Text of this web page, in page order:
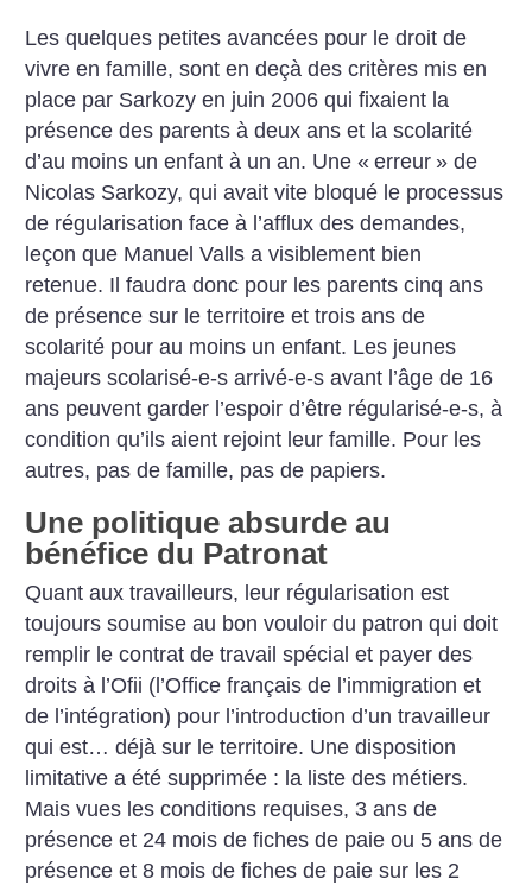
Les quelques petites avancées pour le droit de
vivre en famille, sont en deçà des critères mis en
place par Sarkozy en juin 2006 qui fixaient la
présence des parents à deux ans et la scolarité
d’au moins un enfant à un an. Une « erreur » de
Nicolas Sarkozy, qui avait vite bloqué le processus
de régularisation face à l’afflux des demandes,
leçon que Manuel Valls a visiblement bien
retenue. Il faudra donc pour les parents cinq ans
de présence sur le territoire et trois ans de
scolarité pour au moins un enfant. Les jeunes
majeurs scolarisé-e-s arrivé-e-s avant l’âge de 16
ans peuvent garder l’espoir d’être régularisé-e-s, à
condition qu’ils aient rejoint leur famille. Pour les
autres, pas de famille, pas de papiers.
Une politique absurde au
bénéfice du Patronat
Quant aux travailleurs, leur régularisation est
toujours soumise au bon vouloir du patron qui doit
remplir le contrat de travail spécial et payer des
droits à l’Ofii (l’Office français de l’immigration et
de l’intégration) pour l’introduction d’un travailleur
qui est… déjà sur le territoire. Une disposition
limitative a été supprimée : la liste des métiers.
Mais vues les conditions requises, 3 ans de
présence et 24 mois de fiches de paie ou 5 ans de
présence et 8 mois de fiches de paie sur les 2